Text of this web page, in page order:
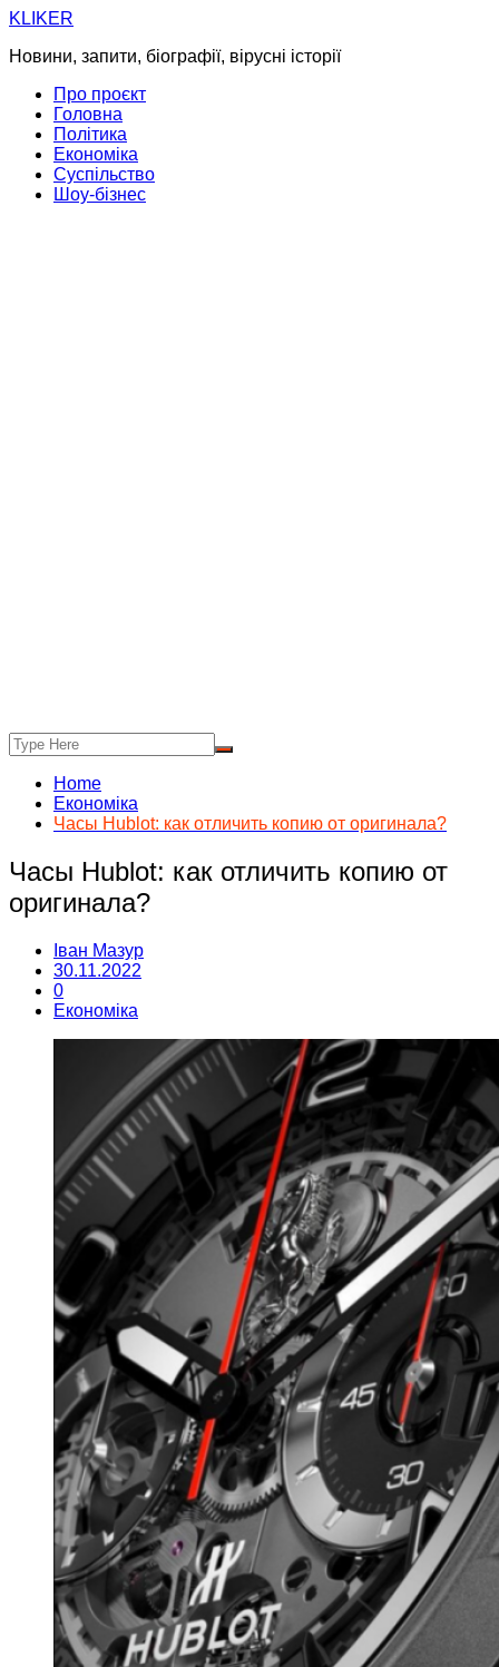
Skip
content
KLIKER
Новини, запити, біографії, вірусні історії
Про проєкт
Головна
Політика
Економіка
Суспільство
Шоу-бізнес
Home
Економіка
Часы Hublot: как отличить копию от оригинала?
Часы Hublot: как отличить копию от
оригинала?
Іван Мазур
30.11.2022
0
Економіка